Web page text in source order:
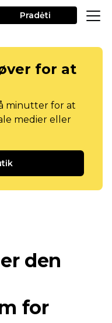
Pradėti
for at
minutter for at
medier eller
den
for